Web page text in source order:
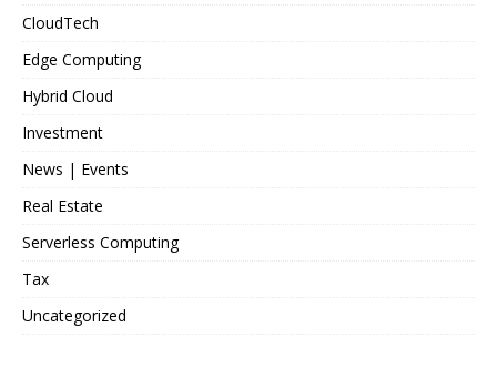
CloudTech
Edge Computing
Hybrid Cloud
Investment
News | Events
Real Estate
Serverless Computing
Tax
Uncategorized